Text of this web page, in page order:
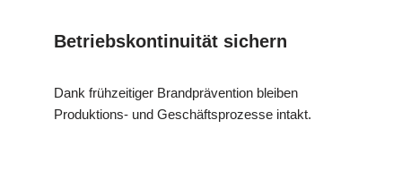
Betriebskontinuität sichern
Dank frühzeitiger Brandprävention bleiben
Produktions- und Geschäftsprozesse intakt.